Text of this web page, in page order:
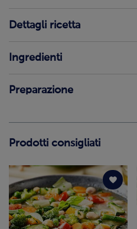
Dettagli ricetta
Ingredienti
Preparazione
Prodotti consigliati